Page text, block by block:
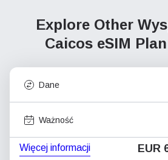
Explore Other
Caicos eSIM
Dane
Ważność
Więcej informacji EUR